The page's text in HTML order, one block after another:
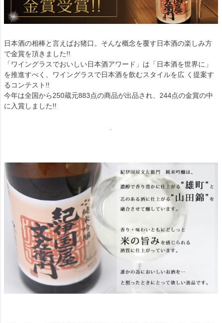
日本酒の相棒と言えばお猪口。そんな概念を覆す日本酒の楽しみ方
で金賞を頂きました!!
「ワイングラスでおいしい日本酒アワード」は「日本酒を世界に」
を推進すべく、ワイングラスで日本酒を飲むスタイルを広 く提案す
るコンテスト!!
今年は全国から250蔵元883点の商品が出品され、244点の金賞の中
に入賞しました!!